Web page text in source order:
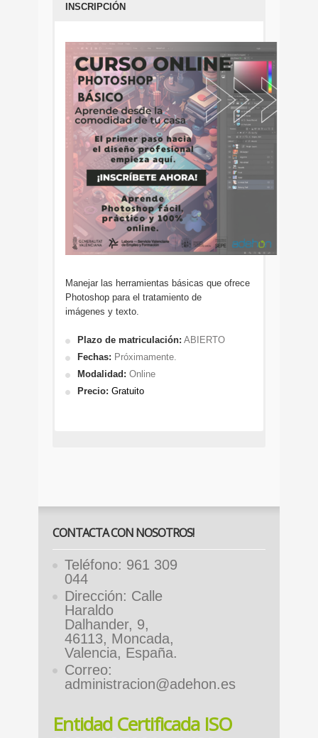
INSCRIPCIÓN
Manejar las herramientas básicas que ofrece
Photoshop para el tratamiento de
imágenes y texto.
Plazo de matriculación: ABIERTO
Fechas: Próximamente.
Modalidad: Online
Precio: Gratuito
PHOTOSHOP
4 LAS CAPAS EN PHOTOSHOP
5 SELECCIONES
6 FILTROS
7 DIBUJOS
8 TÉCNICAS DE PINTURA
CONTACTA CON NOSOTROS!
Teléfono: 961 309
044
Dirección: Calle
Haraldo
Dalhander, 9,
46113, Moncada,
Valencia, España.
Correo:
administracion@adehon.es
Entidad Certificada ISO